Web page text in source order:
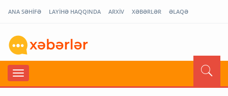
ANA SƏHİFƏ LAYİHƏ HAQQINDA ARXİV XƏBƏRLƏR ƏLAQƏ